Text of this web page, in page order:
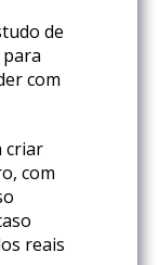
de
com
criar
com
reais